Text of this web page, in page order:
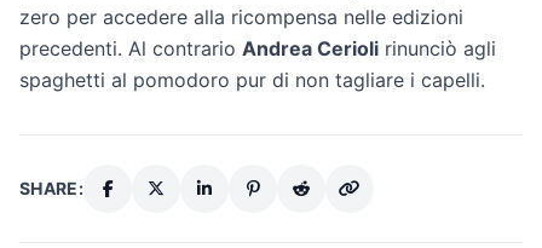
zero per accedere alla ricompensa nelle edizioni
precedenti. Al contrario Andrea Cerioli rinunciò agli
spaghetti al pomodoro pur di non tagliare i capelli.
SHARE: